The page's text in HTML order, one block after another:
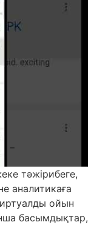
тәжірибеге,
аналитикаға
ойын
басымдықтар,